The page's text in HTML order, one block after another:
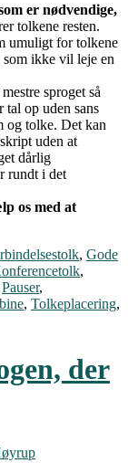
er nødvendige,
tolkene resten.
umuligt for tolkene
som ikke vil leje en
sproget så
tal op uden sans
og tolke. Det kan
uden at
dårlig
rundt i det
os med at
, Gode
,
Pauser,
, Tolkeplacering,
der